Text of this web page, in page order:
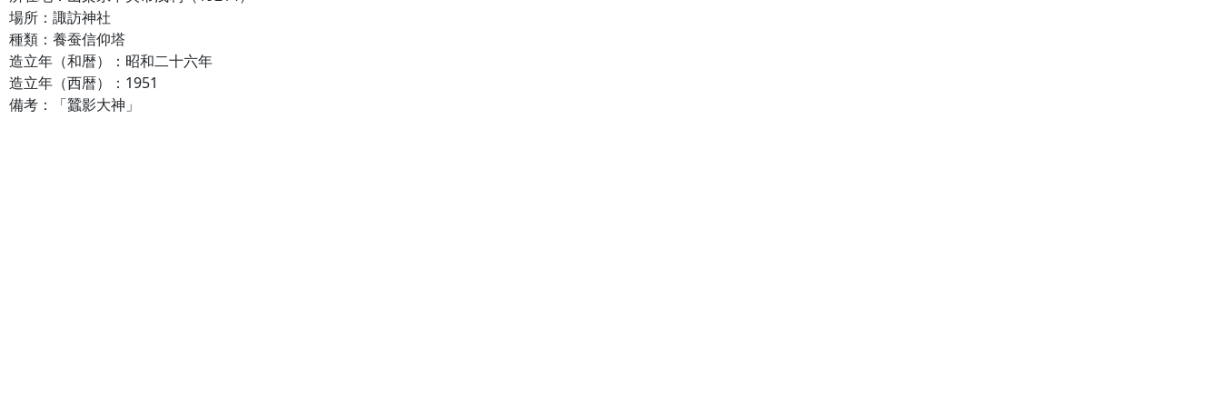
場所：諏訪神社
種類：養蚕信仰塔
造立年（和暦）：昭和二十六年
造立年（西暦）：1951
備考：「蠶影大神」